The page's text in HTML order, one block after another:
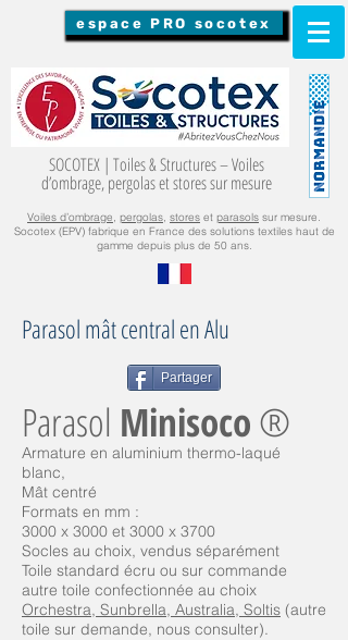
espace PRO socotex
SOCOTEX | Toiles & Structures – Voiles
d’ombrage, pergolas et stores sur mesure
Voiles d’ombrage, pergolas, stores et parasols sur mesure.
Socotex (EPV) fabrique en France des solutions textiles haut de
gamme depuis plus de 50 ans.
Parasol mât central en Alu
Partager
Parasol Minisoco®
Armature en aluminium thermo-laqué
blanc,
Mât centré
Formats en mm :
3000 x 3000 et 3000 x 3700
Socles au choix, vendus séparément
Toile standard écru ou sur commande
autre toile confectionnée au choix
Orchestra, Sunbrella, Australia, Soltis (autre
toile sur demande, nous consulter).